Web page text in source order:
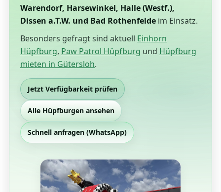
Warendorf, Harsewinkel, Halle (Westf.),
Dissen a.T.W. und Bad Rothenfelde im Einsatz.
Besonders gefragt sind aktuell Einhorn
Hüpfburg, Paw Patrol Hüpfburg und Hüpfburg
mieten in Gütersloh.
Jetzt Verfügbarkeit prüfen
Alle Hüpfburgen ansehen
Schnell anfragen (WhatsApp)